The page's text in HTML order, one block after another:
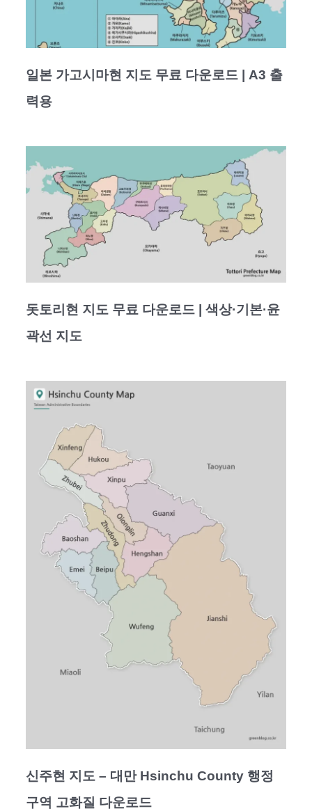
일본 가고시마현 지도 무료 다운로드 | A3 출
력용
돗토리현 지도 무료 다운로드 | 색상·기본·윤
곽선 지도
신주현 지도 – 대만 Hsinchu County 행정
구역 고화질 다운로드